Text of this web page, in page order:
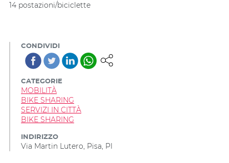
14 postazioni/biciclette
CONDIVIDI
CATEGORIE
MOBILITÀ
BIKE SHARING
SERVIZI IN CITTÀ
BIKE SHARING
INDIRIZZO
Via Martin Lutero, Pisa, PI